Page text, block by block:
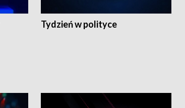
Tydzień w polityce